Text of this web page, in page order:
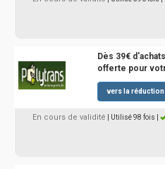
Dès 39€
offerte pour
vers la réduction
En cours de validité | Utilisé 98 fois